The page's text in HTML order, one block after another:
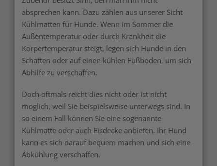
absprechen kann. Dazu zählen aus unserer Sicht
Kühlmatten für Hunde. Wenn im Sommer die
Außentemperatur oder durch Krankheit die
Körpertemperatur steigt, legen sich Hunde in den
Schatten oder auf einen kühlen Fußboden, um sich
Abhilfe zu verschaffen.
Doch oftmals reicht dies nicht oder ist nicht
möglich, weil Sie beispielsweise unterwegs sind. In
so einem Fall können Sie eine sogenannte
Kühlmatte oder auch Eisdecke anbieten. Ihr Hund
kann es sich darauf bequem machen und sich eine
Abkühlung verschaffen.